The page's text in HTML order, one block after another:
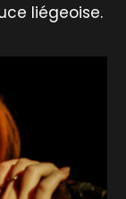
liégeoise.